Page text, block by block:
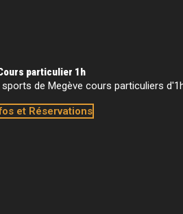
particulier 1h
de Megève cours particuliers
et Réservations